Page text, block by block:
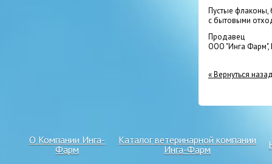
Пустые флаконы,
с бытовыми
Продавец
ООО "Инга Фарм",
« Вернуться
О Компании Инга-
Фарм
Каталог ветеринарной компании
Инга-Фарм